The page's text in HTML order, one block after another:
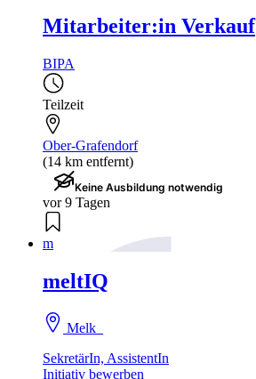
Mitarbeiter:in Verkauf
BIPA
Teilzeit
Ober-Grafendorf
(14 km entfernt)
Keine Ausbildung notwendig
vor 9 Tagen
m
meltIQ
Melk
SekretärIn, AssistentIn
Initiativ bewerben